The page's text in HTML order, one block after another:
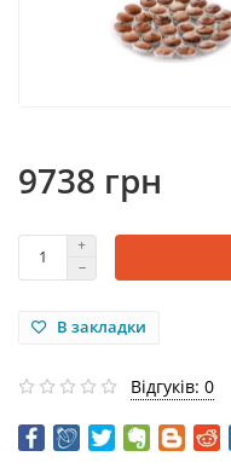
9738 грн
В закладки
Відгуків: 0